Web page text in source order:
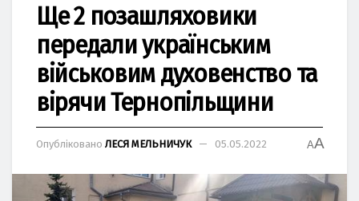
Ще 2 позашляховики
передали українським
військовим духовенство та
вірячи Тернопільщини
Опубліковано ЛЕСЯ МЕЛЬНИЧУК 05.05.2022 AA